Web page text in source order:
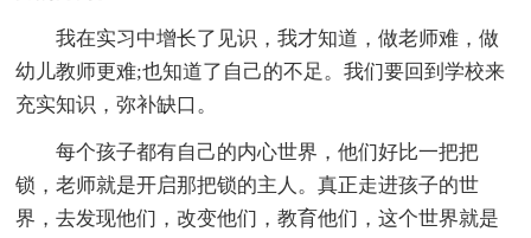
我在实习中增长了见识，我才知道，做老师难，做
幼儿教师更难;也知道了自己的不足。我们要回到学校来
充实知识，弥补缺口。
每个孩子都有自己的内心世界，他们好比一把把
锁，老师就是开启那把锁的主人。真正走进孩子的世
界，去发现他们，改变他们，教育他们，这个世界就是